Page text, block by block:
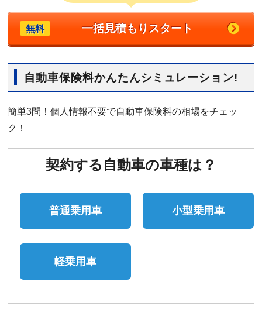
無料 一括見積もりスタート
自動車保険料かんたんシミュレーション!
簡単3問！個人情報不要で自動車保険料の相場をチェッ
ク！
契約する自動車の車種は？
普通乗用車 小型乗用車
軽乗用車